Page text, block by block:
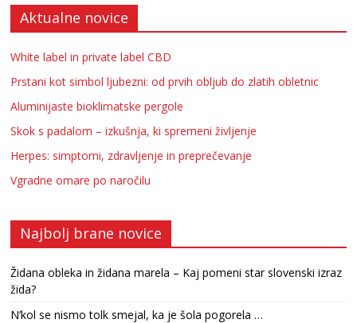
Aktualne novice
White label in private label CBD
Prstani kot simbol ljubezni: od prvih obljub do zlatih obletnic
Aluminijaste bioklimatske pergole
Skok s padalom – izkušnja, ki spremeni življenje
Herpes: simptomi, zdravljenje in preprečevanje
Vgradne omare po naročilu
Najbolj brane novice
Židana obleka in židana marela – Kaj pomeni star slovenski izraz
žida?
N’kol se nismo tolk smejal, ka je šola pogorela …